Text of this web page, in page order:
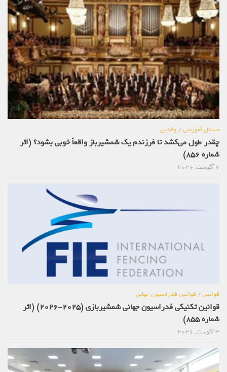
مسائل آموزشی/والدین
چقدر طول می‌کشد تا فرزندم یک شمشیرباز واقعاً خوبی بشود؟ (اثر
شماره 856)
قوانین/قوانین فدراسیون جهانی
قوانین تکنیکی فدراسیون جهانی شمشیربازی (2025-2026) (اثر
شماره 855)